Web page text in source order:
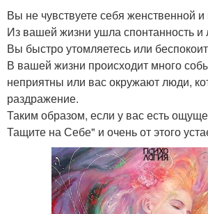
Вы не чувствуете себя женственной и
Из вашей жизни ушла спонтанность и
Вы быстро утомляетесь или
В вашей жизни происходит много
неприятны или вас окружают люди,
раздражение.
Таким образом, если у вас есть
Тащите на Себе" и очень от этого